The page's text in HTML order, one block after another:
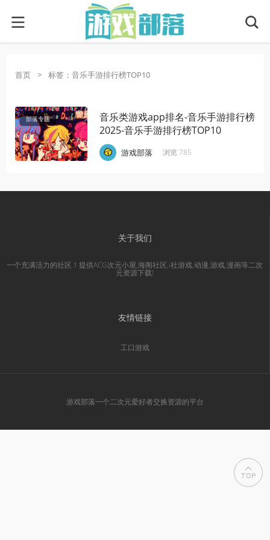
首页 > 标签：音乐手游排行榜TOP10
部落专题
音乐类游戏app排名-音乐手游排行榜
2025-音乐手游排行榜TOP10
游戏部落 浏览 785
关于我们
一个充满活力的社区！提供ACG次元小屋,海阁社区,i社游戏,动漫,游戏,漫画等二次
元资源下载!
友情链接
工口游戏
游戏部落一个二次元爱好者交换资源的平台